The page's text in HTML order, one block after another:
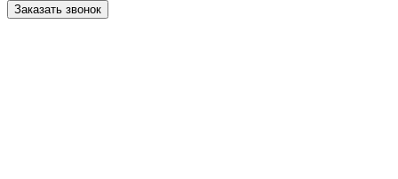
Заказать звонок